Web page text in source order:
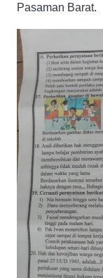
Pasaman Barat.